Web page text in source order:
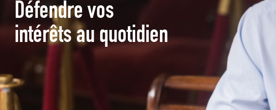
Défendre vos
intérêts au quotidien